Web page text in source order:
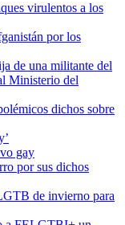
virulentos a los
por los
de una militante del
Ministerio del
dichos sobre
gay
por sus dichos
de invierno para